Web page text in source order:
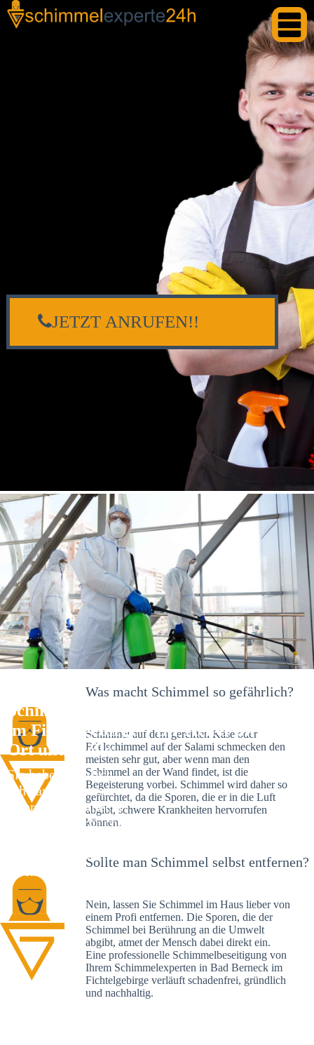
Schimmelexperte in Bad Berneck
im Fichtelgebirge – Ihr Helfer an
Ort und Stelle
Sie haben kürzlich
schwarze Flecken an
Ihrer Wand entdeckt?
Schlechte Nachrichten:
Schimmelbefall in
JETZT ANRUFEN!!
Was macht Schimmel so gefährlich?
Schimmel auf dem gereiften Käse oder
Edelschimmel auf der Salami schmecken den
meisten sehr gut, aber wenn man den
Schimmel an der Wand findet, ist die
Begeisterung vorbei. Schimmel wird daher so
gefürchtet, da die Sporen, die er in die Luft
abgibt, schwere Krankheiten hervorrufen
können.
Sollte man Schimmel selbst entfernen?
Nein, lassen Sie Schimmel im Haus lieber von
einem Profi entfernen. Die Sporen, die der
Schimmel bei Berührung an die Umwelt
abgibt, atmet der Mensch dabei direkt ein.
Eine professionelle Schimmelbeseitigung von
Ihrem Schimmelexperten in Bad Berneck im
Fichtelgebirge verläuft schadenfrei, gründlich
und nachhaltig.